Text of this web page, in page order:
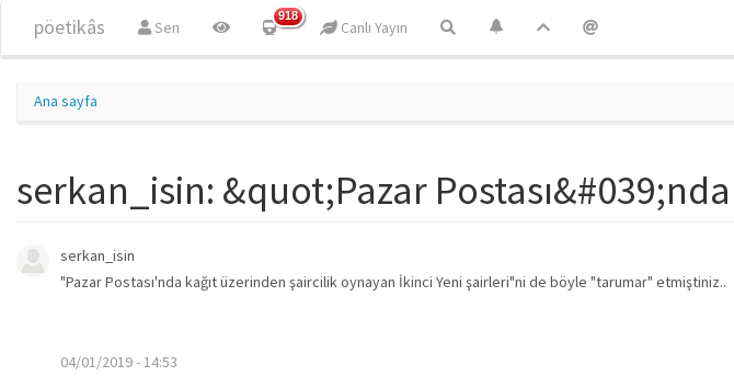
pöetikâs Sen
918
Canlı Yayın
Ana sayfa
serkan_isin: &quot;Pazar
serkan_isin
"Pazar Postası'nda kağıt üzerinden şaircilik oynayan İkinci Yeni şairleri"ni de böyle "tarumar" etmiştiniz..
04/01/2019 - 14:53